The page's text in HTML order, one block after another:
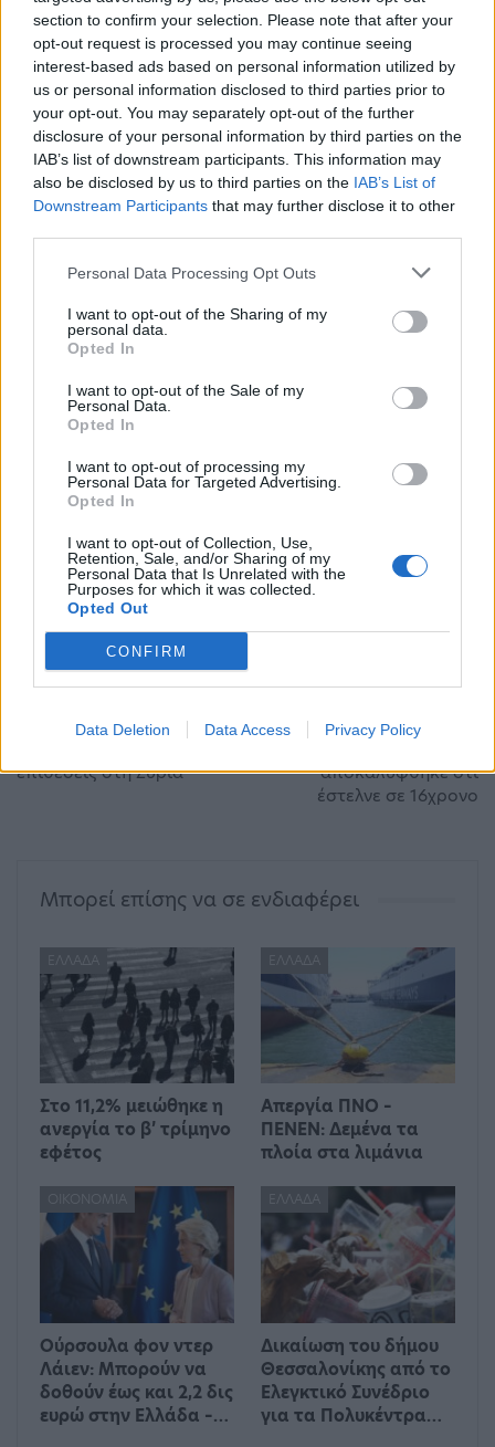
section to confirm your selection. Please note that after your
opt-out request is processed you may continue seeing
interest-based ads based on personal information utilized by
us or personal information disclosed to third parties prior to
your opt-out. You may separately opt-out of the further
disclosure of your personal information by third parties on the
IAB’s list of downstream participants. This information may
also be disclosed by us to third parties on the IAB’s List of
Downstream Participants that may further disclose it to other
Personal Data Processing Opt Outs
I want to opt-out of the Sharing of my
personal data.
Opted In
I want to opt-out of the Sale of my
Personal Data.
Opted In
I want to opt-out of processing my
Personal Data for Targeted Advertising.
Opted In
I want to opt-out of Collection, Use,
Retention, Sale, and/or Sharing of my
Personal Data that Is Unrelated with the
Purposes for which it was collected.
Opted Out
CONFIRM
Data Deletion Data Access Privacy Policy
– Σχετικά με τις αντιολισθητικές αλυσίδες
υπενθυμίζουμε ότι:
– Οι αλυσίδες τοποθετούνται στους κινητήριους
τροχούς.
– Η ταχύτητά με χρήση αντιολισθητικών
αλυσίδων δεν πρέπει να υπερβαίνει τα 30 χλμ. /
δείχνουν και είναι τεντωμένες.
Επισημαίνουμε ότι η οδήγηση και η στάση στη
Λωρίδα Έκτακτης Ανάγκης (ΛΕΑ) είναι επικίνδυνη
για τον οδηγό και το όχημά του. Χρήση της ΛΕΑ
πρέπει να γίνεται μόνο σε περιπτώσεις έκτακτης
ανάγκης.
ΠΡΟΗΓΟΎΜΕΝΟ ΆΡΘΡΟ
Τουρκία ζητά από τη
επιθέσεις στη Συρία
Παραιτήθηκε ο υπουργός
αποκαλύφθηκε ότι
έστελνε σε 16χρονο
Μπορεί επίσης να σε ενδιαφέρει
ΕΛΛΆΔΑ
Στο 11,2% μειώθηκε η
ανεργία το β’ τρίμηνο
εφέτος
ΕΛΛΆΔΑ
Απεργία ΠΝΟ –
ΠΕΝΕΝ: Δεμένα τα
πλοία στα λιμάνια
ΟΙΚΟΝΟΜΊΑ
Ούρσουλα φον ντερ
Λάιεν: Μπορούν να
δοθούν έως και 2,2 δις
ευρώ στην Ελλάδα –…
ΕΛΛΆΔΑ
Δικαίωση του δήμου
Θεσσαλονίκης από το
Ελεγκτικό Συνέδριο
για τα Πολυκέντρα…